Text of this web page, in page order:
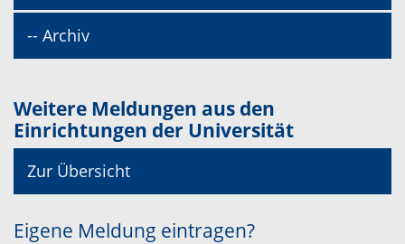
-- Archiv
Weitere Meldungen aus den
Einrichtungen der Universität
Zur Übersicht
Eigene Meldung eintragen?